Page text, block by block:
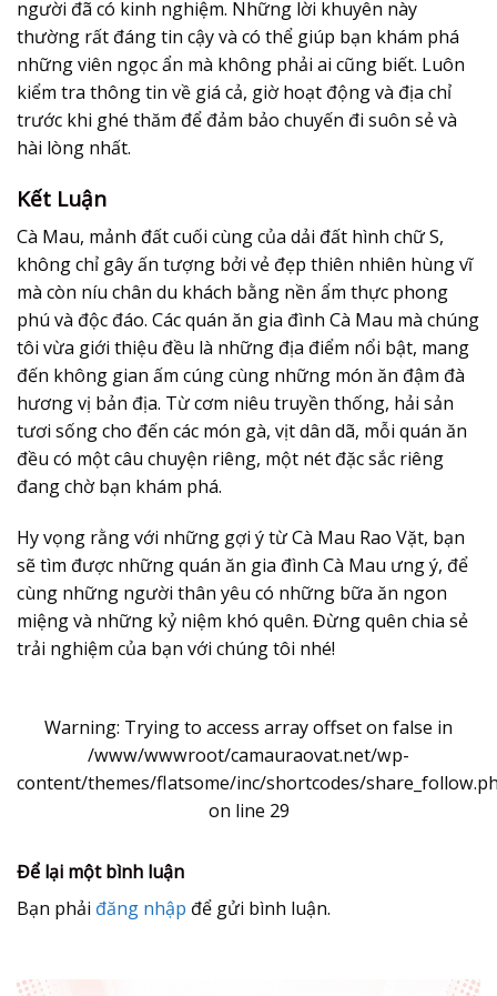
người đã có kinh nghiệm. Những lời khuyên này
thường rất đáng tin cậy và có thể giúp bạn khám phá
những viên ngọc ẩn mà không phải ai cũng biết. Luôn
kiểm tra thông tin về giá cả, giờ hoạt động và địa chỉ
trước khi ghé thăm để đảm bảo chuyến đi suôn sẻ và
hài lòng nhất.
Kết Luận
Cà Mau, mảnh đất cuối cùng của dải đất hình chữ S,
không chỉ gây ấn tượng bởi vẻ đẹp thiên nhiên hùng vĩ
mà còn níu chân du khách bằng nền ẩm thực phong
phú và độc đáo. Cácquán ăn gia đình Cà Mau mà chúng
tôi vừa giới thiệu đều là những địa điểm nổi bật, mang
đến không gian ấm cúng cùng những món ăn đậm đà
hương vị bản địa. Từ cơm niêu truyền thống, hải sản
tươi sống cho đến các món gà, vịt dân dã, mỗi quán ăn
đều có một câu chuyện riêng, một nét đặc sắc riêng
đang chờ bạn khám phá.
Hy vọng rằng với những gợi ý từ Cà Mau Rao Vặt, bạn
sẽ tìm được nhữngquán ăn gia đình Cà Mau ưng ý, để
cùng những người thân yêu có những bữa ăn ngon
miệng và những kỷ niệm khó quên. Đừng quên chia sẻ
trải nghiệm của bạn với chúng tôi nhé!
Warning: Trying to access array offset on false in
/www/wwwroot/camauraovat.net/wp-
content/themes/flatsome/inc/shortcodes/
on line 29
Để lại một bình luận
Bạn phải đăng nhập để gửi bình luận.